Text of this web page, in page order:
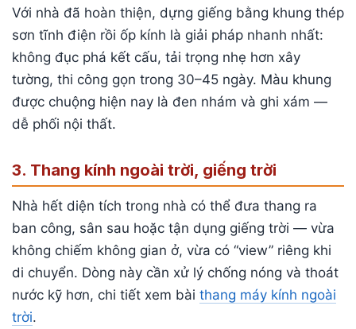
Với nhà đã hoàn thiện, dựng giếng bằng khung thép
sơn tĩnh điện rồi ốp kính là giải pháp nhanh nhất:
không đục phá kết cấu, tải trọng nhẹ hơn xây
tường, thi công gọn trong 30–45 ngày. Màu khung
được chuộng hiện nay là đen nhám và ghi xám —
dễ phối nội thất.
3. Thang kính ngoài trời, giếng trời
Nhà hết diện tích trong nhà có thể đưa thang ra
ban công, sân sau hoặc tận dụng giếng trời — vừa
không chiếm không gian ở, vừa có “view” riêng khi
di chuyển. Dòng này cần xử lý chống nóng và thoát
nước kỹ hơn, chi tiết xem bài thang máy kính ngoài
trời.